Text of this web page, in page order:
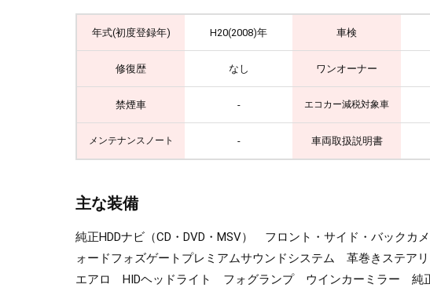
年式(初度登録年) H20(2008)年 車検
修復歴 なし ワンオーナー
禁煙車 - エコカー減税対象車
メンテナンスノート - 車両取扱説明書
主な装備
純正HDDナビ（CD・DVD・MSV） フロント・サイド・バッ
ォードフォズゲートプレミアムサウンドシステム 革巻きス
エアロ HIDヘッドライト フォグランプ ウインカーミラー 純